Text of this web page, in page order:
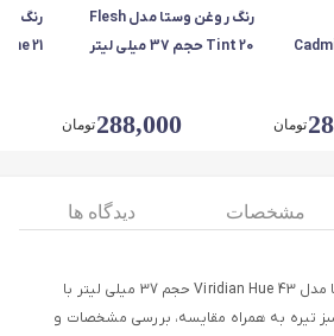
تومان
رنگ روغن وستا مدل Flesh
Tint 20 حجم 37 میلی لیتر
288,000تومان
مشخصات
دیدگاه ها
خرید اینترنتی رنگ روغن وستا مدل Viridian Hue 43 حجم 37 میلی لیتر با
تیره به همراه مقایسه، بررسی مشخصات و